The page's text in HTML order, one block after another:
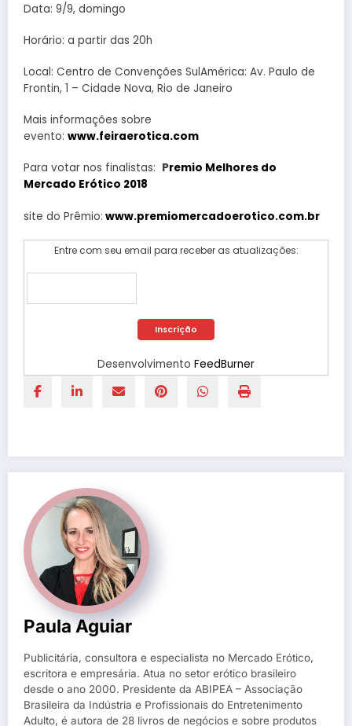
Data: 9/9, domingo
Horário: a partir das 20h
Local: Centro de Convenções SulAmérica: Av. Paulo de
Frontin, 1 – Cidade Nova, Rio de Janeiro
Mais informações sobre
evento: www.feiraerotica.com
Para votar nos finalistas: Premio Melhores do
Mercado Erótico 2018
site do Prêmio: www.premiomercadoerotico.com.br
Entre com seu email para receber as atualizações:
Desenvolvimento FeedBurner
Paula Aguiar
Publicitária, consultora e especialista no Mercado Erótico,
escritora e empresária. Atua no setor erótico brasileiro
desde o ano 2000. Presidente da ABIPEA – Associação
Brasileira da Indústria e Profissionais do Entretenimento
Adulto, é autora de 28 livros de negócios e sobre produtos